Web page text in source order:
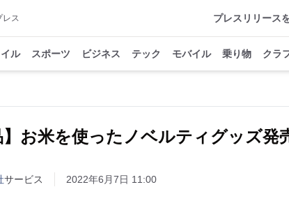
レス プレスリリース
ル スポーツ ビジネス テック モバイル 乗り物 クラ
】お米を使ったノベルティグッズ発
サービス 2022年6月7日 11:00